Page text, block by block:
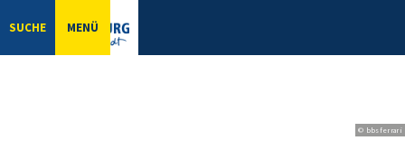
SUCHE MENÜ
© bbsferrari